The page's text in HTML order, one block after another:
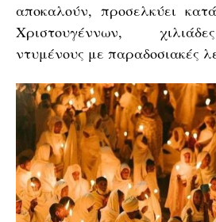
αποκαλούν, προσελκύει
Χριστουγέννων,
ντυμένους με παραδοσιακές